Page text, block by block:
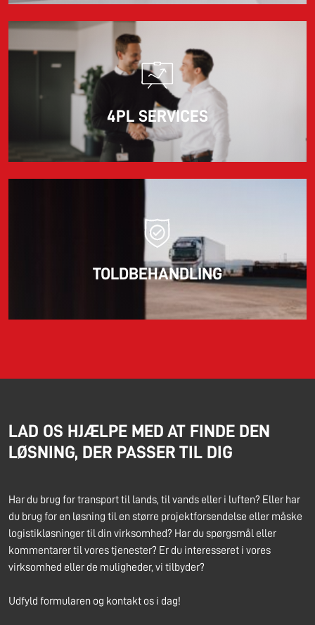
4PL SERVICES
TOLDBEHANDLING
LAD OS HJÆLPE MED AT FINDE DEN
LØSNING, DER PASSER TIL DIG
Har du brug for transport til lands, til vands eller i luften? Eller har
du brug for en løsning til en større projektforsendelse eller måske
logistikløsninger til din virksomhed? Har du spørgsmål eller
kommentarer til vores tjenester? Er du interesseret i vores
virksomhed eller de muligheder, vi tilbyder?
Udfyld formularen og kontakt os i dag!